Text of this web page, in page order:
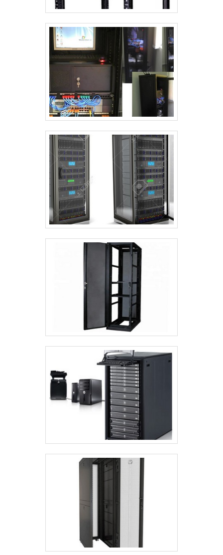
colaboradores atentos ao mercado e
trabalhadores eficientes, garantem o
sucesso de cada cliente de ponta a
ponta. Saiba mais detalhes solicitando
um orçamento!